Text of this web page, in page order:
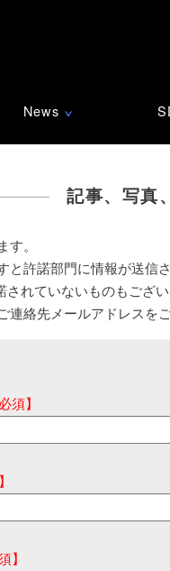
News ∨
記事、写真
す。
と許諾部門に情報が送信
されていないものもござ
連絡先メールアドレスを
須】
】